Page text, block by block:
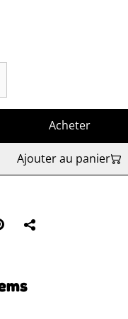
Acheter
Ajouter au panier